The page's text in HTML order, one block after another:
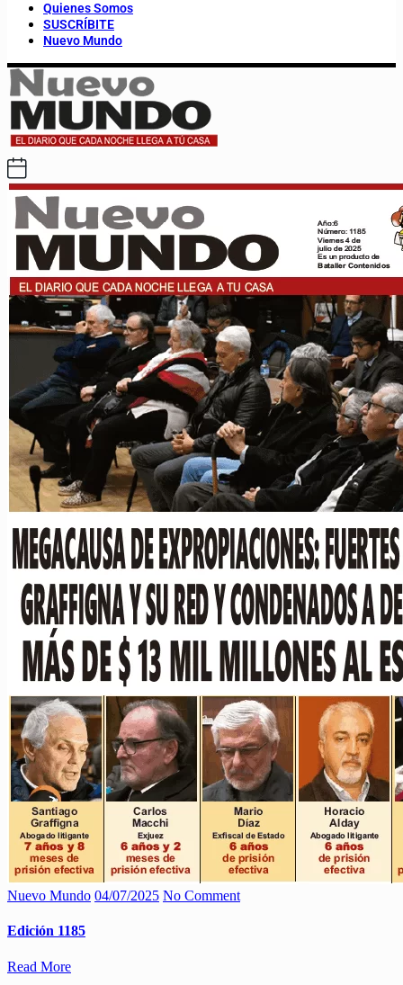
Quienes Somos
SUSCRÍBITE
Nuevo Mundo
Nuevo Mundo 04/07/2025 No Comment
Edición 1185
Read More